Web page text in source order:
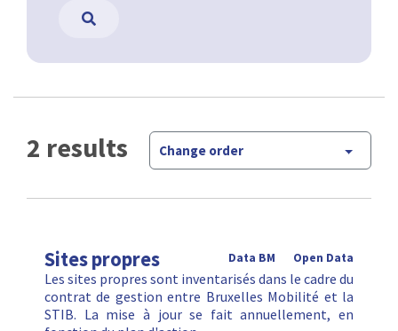
2 results Change order
Sites propres Open Data
Data BM
Les sites propres sont inventarisés dans le cadre du
contrat de gestion entre Bruxelles Mobilité et la
STIB. La mise à jour se fait annuellement, en